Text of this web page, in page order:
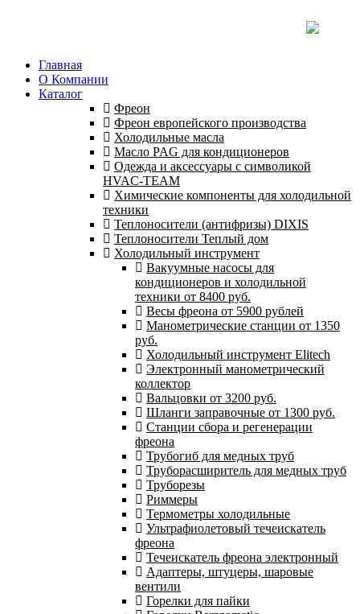
Главная
О Компании
Каталог
Фреон
Фреон европейского производства
Холодильные масла
Масло PAG для кондиционеров
Одежда и аксессуары с символикой
HVAC-TEAM
Химические компоненты для холодильной
техники
Теплоносители (антифризы) DIXIS
Теплоносители Теплый дом
Холодильный инструмент
Вакуумные насосы для
кондиционеров и холодильной
техники от 8400 руб.
Весы фреона от 5900 рублей
Манометрические станции от 1350
руб.
Холодильный инструмент Elitech
Электронный манометрический
коллектор
Вальцовки от 3200 руб.
Шланги заправочные от 1300 руб.
Станции сбора и регенерации
фреона
Трубогиб для медных труб
Труборасширитель для медных труб
Труборезы
Риммеры
Термометры холодильные
Ультрафиолетовый течеискатель
фреона
Течеискатель фреона электронный
Адаптеры, штуцеры, шаровые
вентили
Горелки для пайки